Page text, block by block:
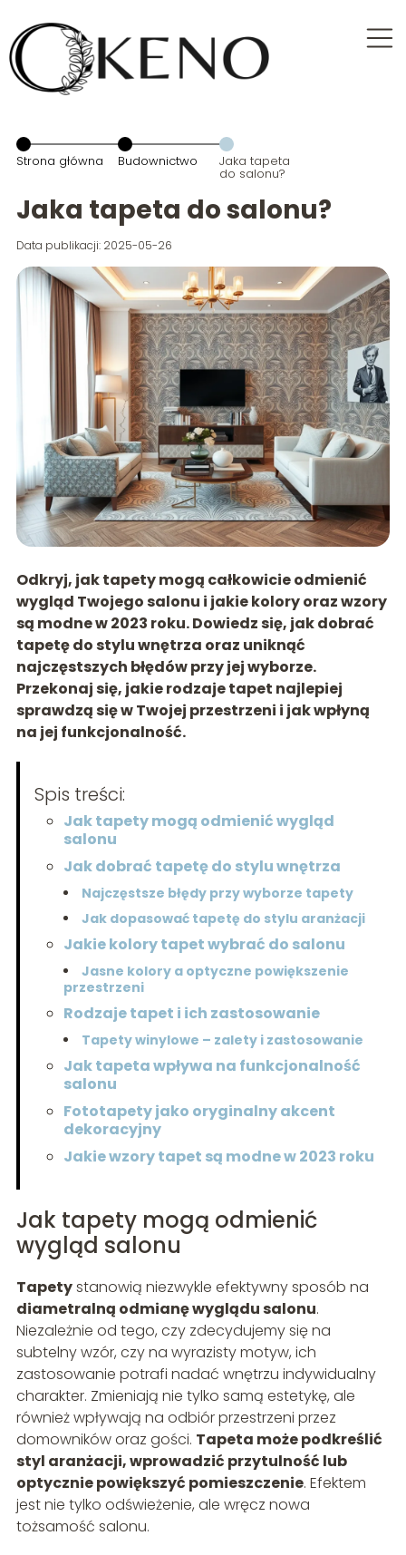
Strona główna Budownictwo Jaka tapeta
do salonu?
Jaka tapeta do salonu?
Data publikacji: 2025-05-26
Odkryj, jak tapety mogą całkowicie odmienić
wygląd Twojego salonu i jakie kolory oraz wzory
są modne w 2023 roku. Dowiedz się, jak dobrać
tapetę do stylu wnętrza oraz uniknąć
najczęstszych błędów przy jej wyborze.
Przekonaj się, jakie rodzaje tapet najlepiej
sprawdzą się w Twojej przestrzeni i jak wpłyną
na jej funkcjonalność.
Spis treści:
Jak tapety mogą odmienić wygląd
salonu
Jak dobrać tapetę do stylu wnętrza
Najczęstsze błędy przy wyborze tapety
Jak dopasować tapetę do stylu aranżacji
Jakie kolory tapet wybrać do salonu
Jasne kolory a optyczne powiększenie
przestrzeni
Rodzaje tapet i ich zastosowanie
Tapety winylowe – zalety i zastosowanie
Jak tapeta wpływa na funkcjonalność
salonu
Fototapety jako oryginalny akcent
dekoracyjny
Jakie wzory tapet są modne w 2023 roku
Jak tapety mogą odmienić
wygląd salonu
Tapetystanowią niezwykle efektywny sposób na
diametralną odmianę wyglądu salonu.
Niezależnie od tego, czy zdecydujemy się na
subtelny wzór, czy na wyrazisty motyw, ich
zastosowanie potrafi nadać wnętrzu indywidualny
charakter. Zmieniają nie tylko samą estetykę, ale
również wpływają na odbiór przestrzeni przez
domowników oraz gości. Tapeta może podkreślić
styl aranżacji, wprowadzić przytulność lub
optycznie powiększyć pomieszczenie. Efektem
jest nie tylko odświeżenie, ale wręcz nowa
tożsamość salonu.